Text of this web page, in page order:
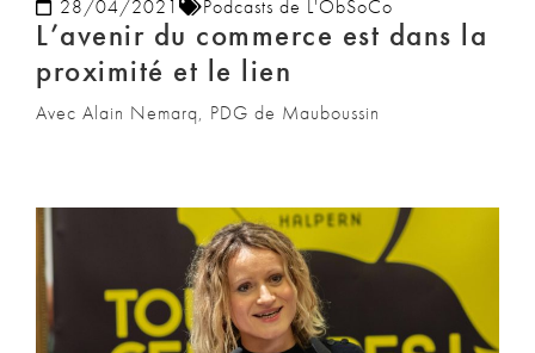
28/04/2021 Podcasts de L'ObSoCo
L’avenir du commerce est dans la
proximité et le lien
Avec Alain Nemarq, PDG de Mauboussin